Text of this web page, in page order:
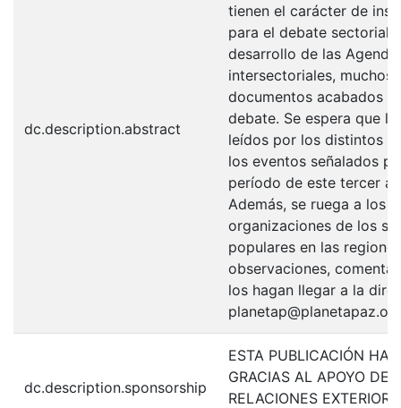
dc.description.abstract
tienen el carácter de
para el debate sectorial
desarrollo de las
intersectoriales, muchos
documentos acabados
debate. Se espera que
leídos por los distintos
los eventos señalados
período de este tercer
Además, se ruega a los
organizaciones de los
populares en las
observaciones,
los hagan llegar a la
dc.description.sponsorship
ESTA PUBLICACIÓN HA
GRACIAS AL APOYO
RELACIONES